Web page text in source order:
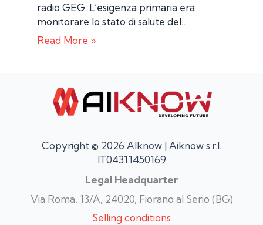
radio GEG. L’esigenza primaria era
monitorare lo stato di salute del…
Read More »
Copyright © 2026 AIknow | Aiknow s.r.l.
IT04311450169
Legal Headquarter
Via Roma, 13/A, 24020, Fiorano al Serio (BG)
Selling conditions